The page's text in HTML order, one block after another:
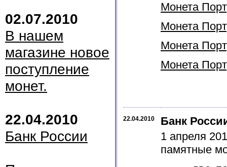
02.07.2010
В нашем
магазине новое
поступление
монет.
22.04.2010
Банк России
Монета
Монета
Монета
Монета
22.04.2010
Банк
1 апреля
памятные